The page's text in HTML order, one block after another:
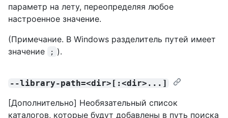
параметр на лету, переопределяя любое
настроенное значение.
(Примечание. В Windows разделитель путей имеет
значение
; ).
--library-path=<dir>[:<dir>...]
[Дополнительно] Необязательный список
каталогов, которые будут добавлены в путь поиска